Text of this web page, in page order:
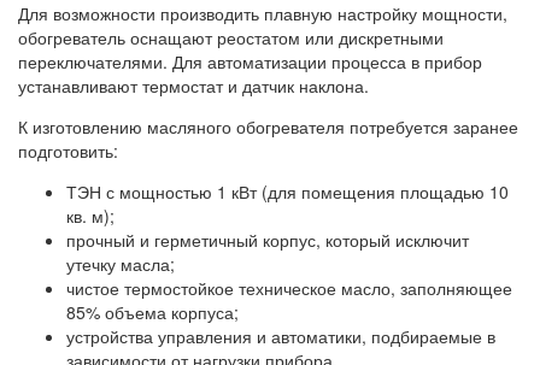
Для возможности производить плавную настройку мощности,
обогреватель оснащают реостатом или дискретными
переключателями. Для автоматизации процесса в прибор
устанавливают термостат и датчик наклона.
К изготовлению масляного обогревателя потребуется заранее
подготовить:
ТЭН с мощностью 1 кВт (для помещения площадью 10
кв. м);
прочный и герметичный корпус, который исключит
утечку масла;
чистое термостойкое техническое масло, заполняющее
85% объема корпуса;
устройства управления и автоматики, подбираемые в